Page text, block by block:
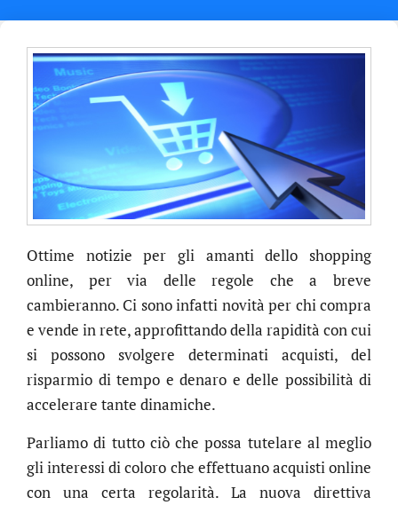
Ottime notizie per gli amanti dello shopping
online, per via delle regole che a breve
cambieranno. Ci sono infatti novità per chi compra
e vende in rete, approfittando della rapidità con cui
si possono svolgere determinati acquisti, del
risparmio di tempo e denaro e delle possibilità di
accelerare tante dinamiche.
Parliamo di tutto ciò che possa tutelare al meglio
gli interessi di coloro che effettuano acquisti online
con una certa regolarità. La nuova direttiva